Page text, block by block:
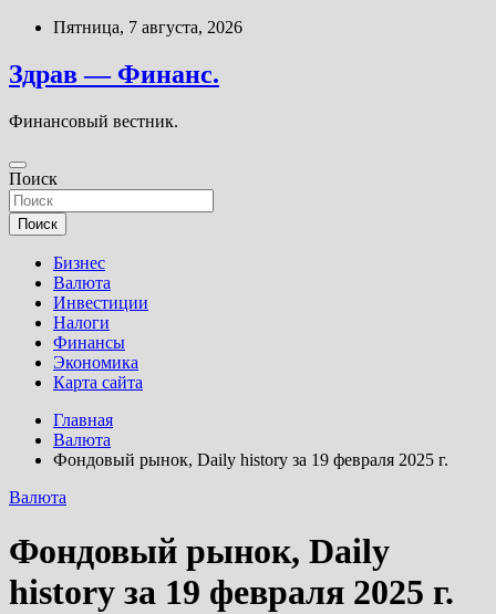
Перейти
содержимому
Пятница, 7 августа, 2026
Здрав — Финанс.
Финансовый вестник.
Поиск
Поиск
Бизнес
Валюта
Инвестиции
Налоги
Финансы
Экономика
Карта сайта
Главная
Валюта
Фондовый рынок, Daily history за 19 февраля 2025 г.
Валюта
Фондовый рынок, Daily
history за 19 февраля 2025 г.